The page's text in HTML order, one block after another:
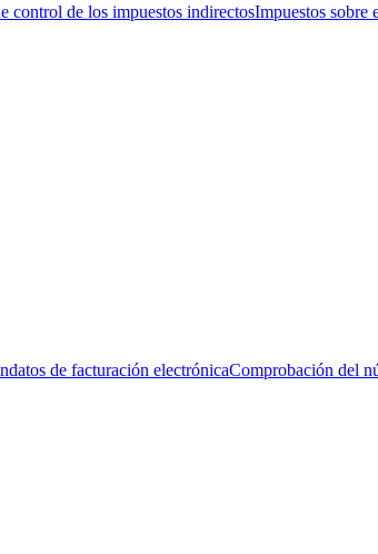
control de los impuestos indirectosImpuestos sobre
de facturación electrónicaComprobación del